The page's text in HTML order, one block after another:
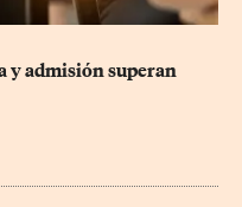
y admisión superan